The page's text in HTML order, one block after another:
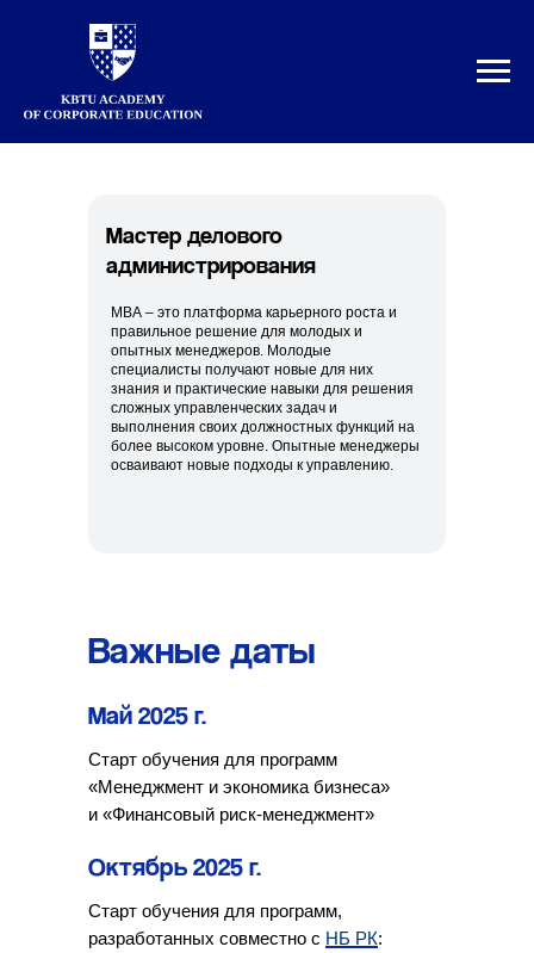
Мастер делового
администрирования
МВА – это платформа карьерного роста и
правильное решение для молодых и
опытных менеджеров. Молодые
специалисты получают новые для них
знания и практические навыки для решения
сложных управленческих задач и
выполнения своих должностных функций на
более высоком уровне. Опытные менеджеры
осваивают новые подходы к управлению.
Важные даты
Май 2025 г.
Октябрь 2025 г.
Старт обучения для программ
«Менеджмент и экономика бизнеса»
и «Финансовый риск-менеджмент»
Старт обучения для программ,
разработанных совместно с НБ РК: